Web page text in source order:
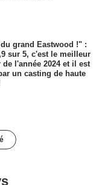
du grand Eastwood !" :
sur 5, c'est le meilleur
l'année 2024 et il est
un casting de haute